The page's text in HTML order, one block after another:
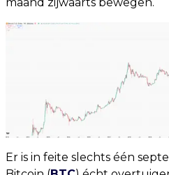
Er is in feite slechts één